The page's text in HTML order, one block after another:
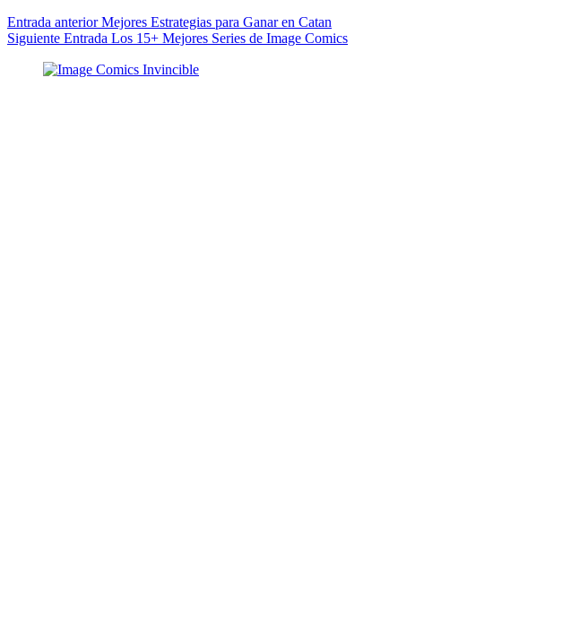
Entrada anteriorMejores Estrategias para Ganar en Catan
Siguiente Entrada Los 15+ Mejores Series de Image Comics